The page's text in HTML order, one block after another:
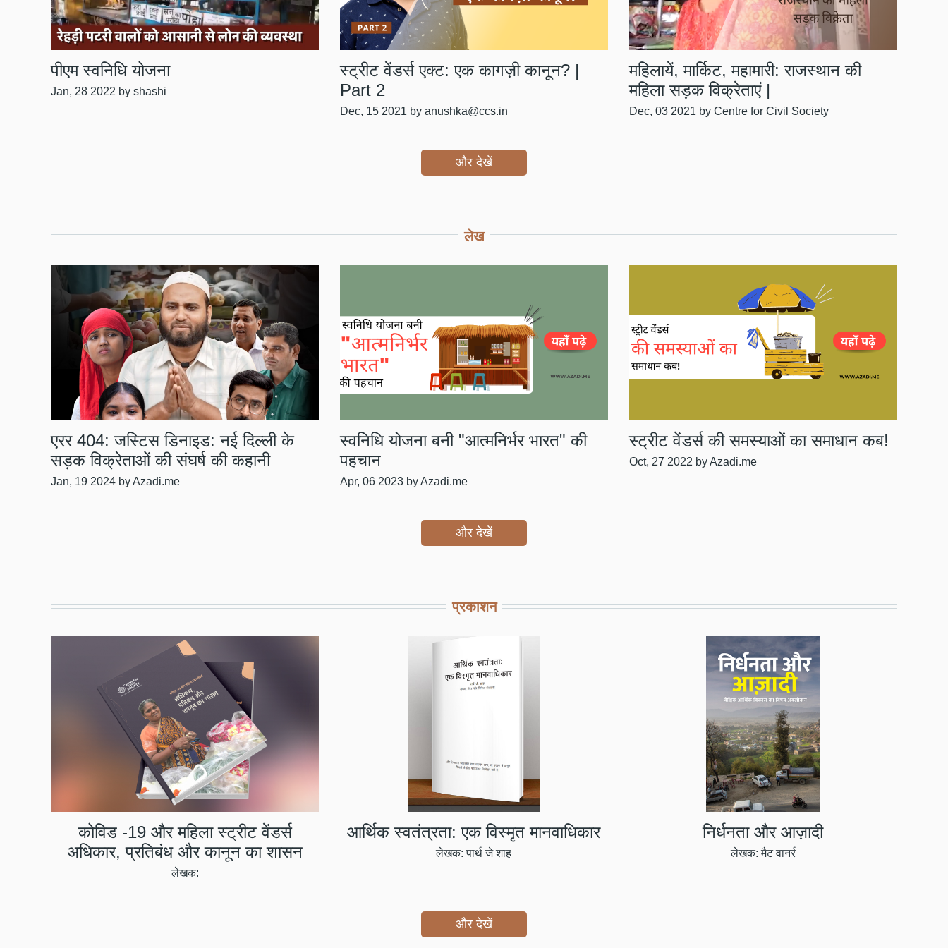
पीएम स्वनिधि योजना
Jan, 28 2022 by shashi
स्ट्रीट वेंडर्स एक्ट: एक कागज़ी कानून? |
Part 2
Dec, 15 2021 by anushka@ccs.in
महिलायें, मार्किट, महामारी: राजस्थान की
महिला सड़क विक्रेताएं |
Dec, 03 2021 by Centre for Civil Society
और देखें
लेख
एरर 404: जस्टिस डिनाइड: नई दिल्ली के
सड़क विक्रेताओं की संघर्ष की कहानी
Jan, 19 2024 by Azadi.me
स्वनिधि योजना बनी "आत्मनिर्भर भारत" की
पहचान
Apr, 06 2023 by Azadi.me
स्ट्रीट वेंडर्स की समस्याओं का समाधान कब!
Oct, 27 2022 by Azadi.me
और देखें
प्रकाशन
कोविड -19 और महिला स्ट्रीट वेंडर्स
अधिकार, प्रतिबंध और कानून का शासन
लेखक:
आर्थिक स्वतंत्रता: एक विस्मृत मानवाधिकार
लेखक: पार्थ जे शाह
निर्धनता और आज़ादी
लेखक: मैट वानर्र
और देखें